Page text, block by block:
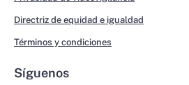
Directriz de equidad e igualdad
Términos y condiciones
Síguenos